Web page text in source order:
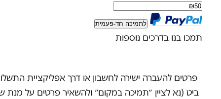
לתמיכה חד-פעמית
תמכו בנו בדרכים נוספות
פרטים להעברה ישירה לחשבון או דרך אפליקציית
ביט (נא לציין ״תמיכה במקום״ ולהשאיר פרטים על מנת